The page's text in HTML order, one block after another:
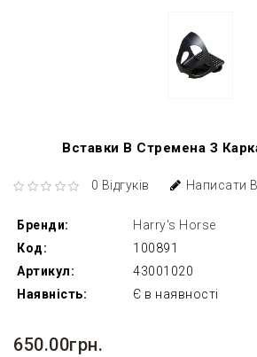
Вставки В Стремена З
0 Відгуків Написати
Бренди:
Harry's Horse
Код:
100891
Артикул:
43001020
Наявність:
Є в наявності
650.00грн.